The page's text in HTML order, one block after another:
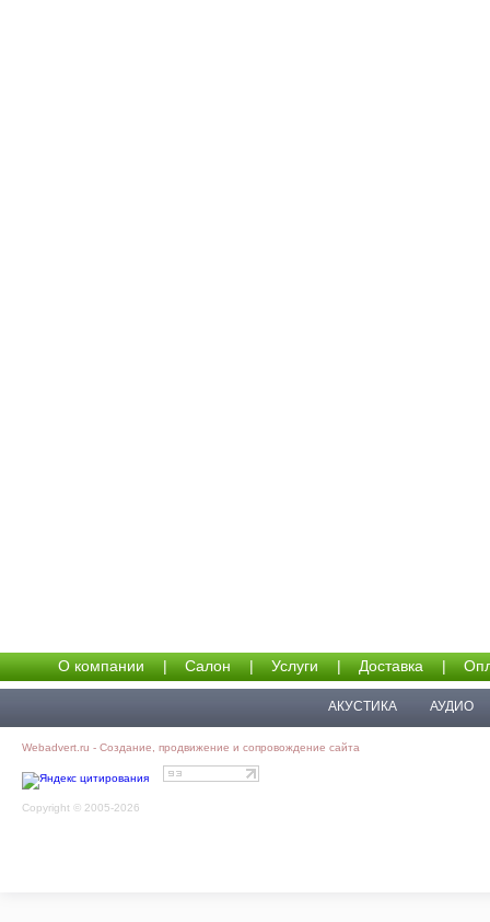
О компании | Салон | Услуги | Доставка |
АКУСТИКА АУДИО
Webadvert.ru - Создание, продвижение и сопровождение сайта
Copyright © 2005-2026